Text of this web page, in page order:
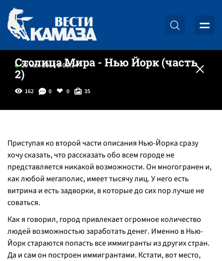
29 мая 2017 в 06:34
Столица Мира - Нью Йорк (часть
2)
162 0 0 35
Приступая ко второй части описания Нью-Йорка сразу
хочу сказать, что рассказать обо всем городе не
представляется никакой возможности. Он многогранен и,
как любой мегаполис, имеет тысячу лиц. У него есть
витрина и есть задворки, в которые до сих пор лучше не
соваться.
Как я говорил, город привлекает огромное количество
людей возможностью заработать денег. Именно в Нью-
Йорк стараются попасть все иммигранты из других стран.
Да и сам он построен иммигрантами. Кстати, вот место,